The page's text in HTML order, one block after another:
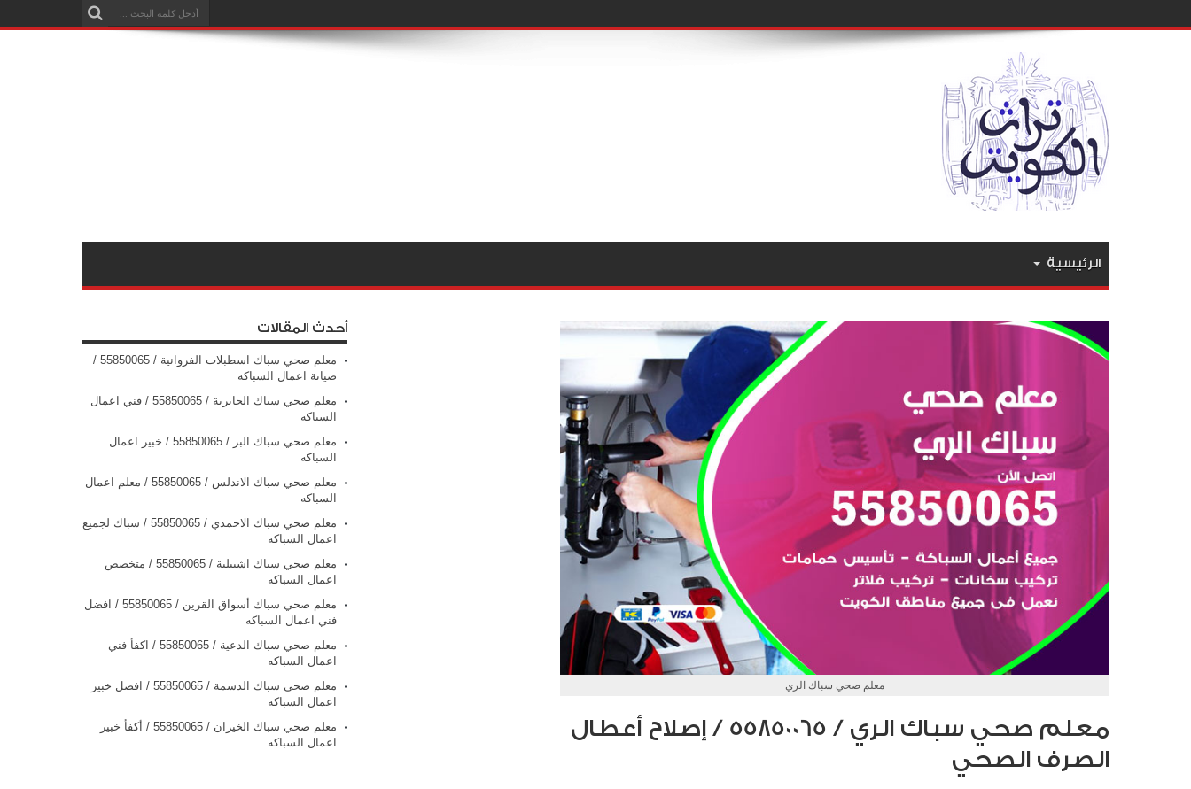
الرئيسية
معلم صحي سباك الري
معلم صحي سباك الري / 55850065 / إصلاح أعطال
الصرف الصحي
أحدث المقالات
معلم صحي سباك اسطبلات الفروانية / 55850065 /
صيانة اعمال السباكه
معلم صحي سباك الجابرية / 55850065 / فني اعمال
السباكه
معلم صحي سباك البر / 55850065 / خبير اعمال
السباكه
معلم صحي سباك الاندلس / 55850065 / معلم اعمال
السباكه
معلم صحي سباك الاحمدي / 55850065 / سباك لجميع
اعمال السباكه
معلم صحي سباك اشبيلية / 55850065 / متخصص
اعمال السباكه
معلم صحي سباك أسواق القرين / 55850065 / افضل
فني اعمال السباكه
معلم صحي سباك الدعية / 55850065 / اكفأ فني
اعمال السباكه
معلم صحي سباك الدسمة / 55850065 / افضل خبير
اعمال السباكه
معلم صحي سباك الخيران / 55850065 / أكفأ خبير
اعمال السباكه